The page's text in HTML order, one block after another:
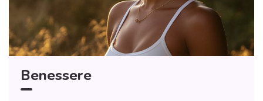
Benessere